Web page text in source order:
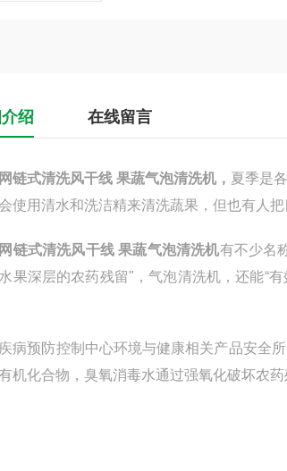
绍 在线留言
链式清洗风干线 果蔬气泡清洗机 ， 夏季是
使用清水和洗洁精来清洗蔬果，但也有人
链式清洗风干线 果蔬气泡清洗机有不少名
果深层的农药残留"，气泡清洗机，还能“
病预防控制中心环境与健康相关产品安全
机化合物，臭氧消毒水通过强氧化破坏农